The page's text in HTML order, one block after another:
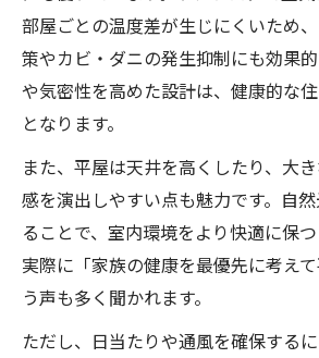
部屋ごとの温度差が生じにくいため
策やカビ・ダニの発生抑制にも効果
や気密性を高めた設計は、健康的な
となります。
また、平屋は天井を高くしたり、大
感を演出しやすい点も魅力です。自
ることで、室内環境をより快適に保つ
実際に「家族の健康を最優先に考え
う声も多く聞かれます。
ただし、日当たりや通風を確保する